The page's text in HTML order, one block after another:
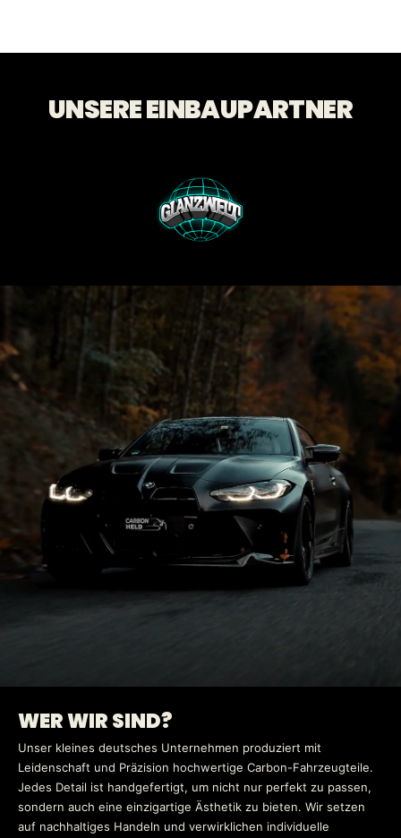
UNSERE EINBAUPARTNER
WER WIR SIND?
Unser kleines deutsches Unternehmen produziert mit
Leidenschaft und Präzision hochwertige Carbon-Fahrzeugteile.
Jedes Detail ist handgefertigt, um nicht nur perfekt zu passen,
sondern auch eine einzigartige Ästhetik zu bieten. Wir setzen
auf nachhaltiges Handeln und verwirklichen individuelle